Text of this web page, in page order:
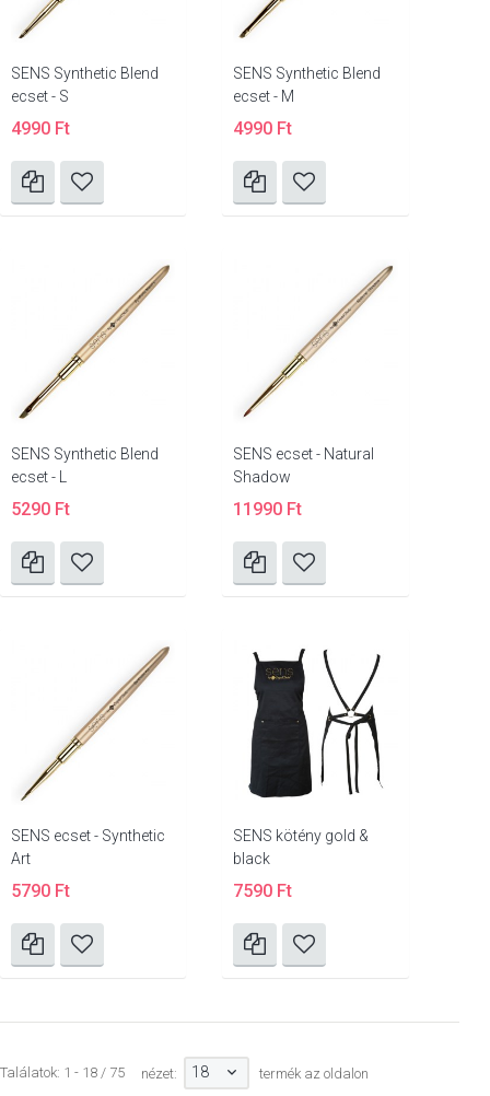
SENS Synthetic Blend
ecset - S
4990 Ft
SENS Synthetic Blend
ecset - M
4990 Ft
SENS Synthetic Blend
ecset - L
5290 Ft
SENS ecset - Natural
Shadow
11990 Ft
SENS ecset - Synthetic
Art
5790 Ft
SENS kötény gold &
black
7590 Ft
Találatok: 1 - 18 / 75 nézet: 18 termék az oldalon